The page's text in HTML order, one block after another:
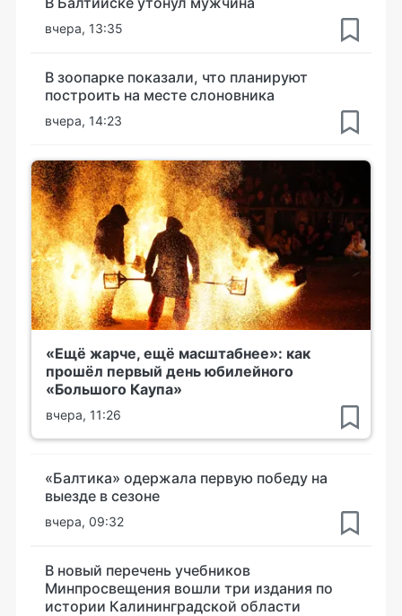
вчера, 13:35
В зоопарке показали, что планируют
построить на месте слоновника
вчера, 14:23
«Ещё жарче, ещё масштабнее»: как
прошёл первый день юбилейного
«Большого Каупа»
вчера, 11:26
«Балтика» одержала первую победу на
выезде в сезоне
вчера, 09:32
В новый перечень учебников
Минпросвещения вошли три издания по
истории Калининградской области